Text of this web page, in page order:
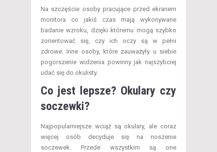
Na szczęście osoby pracujące przed ekranem
monitora co jakiś czas mają wykonywane
badanie wzroku, dzięki któremu mogą szybko
zorientować się, czy ich oczy są w pełni
zdrowe. Inne osoby, które zauważyły u siebie
pogorszenie widzenia powinny jak najszybciej
udać się do okulisty.
Co jest lepsze? Okulary czy
soczewki?
Najpopularniejsze wciąż są okulary, ale coraz
więcej osób decyduje się na noszenie
soczewek. Przede wszystkim są one